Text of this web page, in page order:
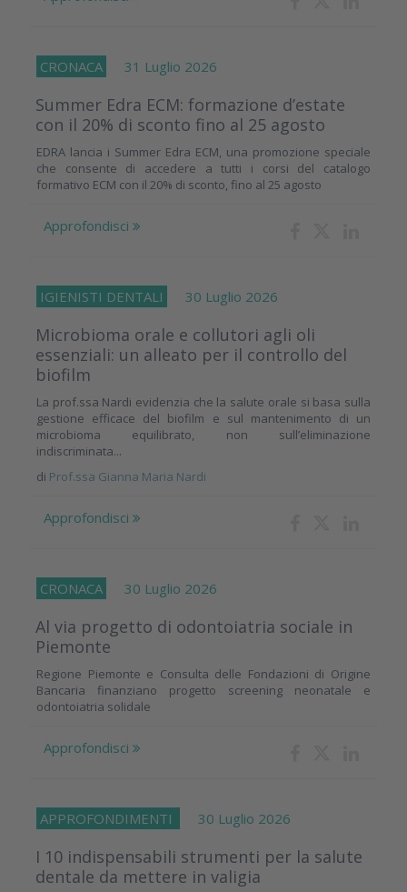
CRONACA 31 Luglio 2026
Summer Edra ECM: formazione d’estate
con il 20% di sconto fino al 25 agosto
EDRA lancia i Summer Edra ECM, una promozione speciale
che consente di accedere a tutti i corsi del catalogo
formativo ECM con il 20% di sconto, fino al 25 agosto
Approfondisci
IGIENISTI DENTALI 30 Luglio 2026
Microbioma orale e collutori agli oli
essenziali: un alleato per il controllo del
biofilm
La prof.ssa Nardi evidenzia che la salute orale si basa sulla
gestione efficace del biofilm e sul mantenimento di un
microbioma equilibrato, non sull’eliminazione
indiscriminata...
di Prof.ssa Gianna Maria Nardi
Approfondisci
CRONACA 30 Luglio 2026
Al via progetto di odontoiatria sociale in
Piemonte
Regione Piemonte e Consulta delle Fondazioni di Origine
Bancaria finanziano progetto screening neonatale e
odontoiatria solidale
Approfondisci
APPROFONDIMENTI 30 Luglio 2026
I 10 indispensabili strumenti per la salute
dentale da mettere in valigia